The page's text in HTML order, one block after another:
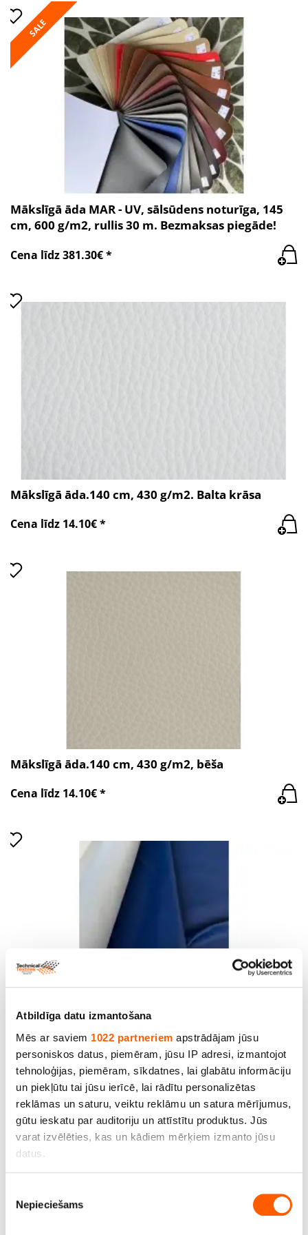
Atbildīga datu izmantošana
Mēs ar saviem 1022 partneriem apstrādājam jūsu
personiskos datus, piemēram, jūsu IP adresi, izmantojot
tehnoloģijas, piemēram, sīkdatnes, lai glabātu informāciju
un piekļūtu tai jūsu ierīcē, lai rādītu personalizētas
reklāmas un saturu, veiktu reklāmu un satura mērījumus,
gūtu ieskatu par auditoriju un attīstītu produktus. Jūs
varat izvēlēties, kas un kādiem mērķiem izmanto jūsu
datus.
apkopot informāciju par jūsu ģeogrāfisko
izvēle
Nepieciešams
SALE
Mākslīgā āda MAR - UV, sālsūdens noturīga, 145
cm, 600 g/m2, rullis 30 m. Bezmaksas piegāde!
Cena līdz 381.30€ *
Mākslīgā āda.140 cm, 430 g/m2. Balta krāsa
Cena līdz 14.10€ *
Mākslīgā āda.140 cm, 430 g/m2, bēša
Cena līdz 14.10€ *
Mākslīgā āda, pl.140 cm, bl.430 g/m2, zila
Cena līdz 14.10€ *